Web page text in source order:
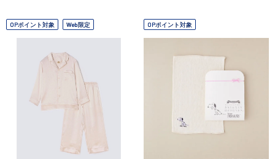
OPポイント対象 Web限定 OPポイント対象